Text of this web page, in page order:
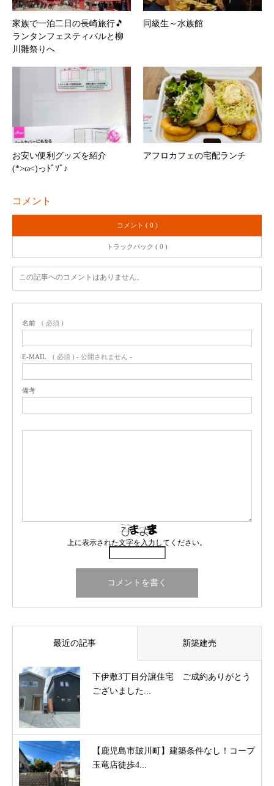
家族で一泊二日の長崎旅行🎵
ランタンフェスティバルと柳
川雛祭りへ
同級生～水族館
お安い便利グッズを紹介
(*>ω<)っﾄﾞｿﾞ♪
アフロカフェの宅配ランチ
コメント
コメント ( 0 )
トラックバック ( 0 )
この記事へのコメントはありません。
名前 ( 必須 )
E-MAIL ( 必須 ) - 公開されません -
備考
上に表示された文字を入力してください。
最近の記事 新築建売
下伊敷3丁目分譲住宅 ご成約ありがとう
ございました...
【鹿児島市皷川町】建築条件なし！コープ
玉竜店徒歩4...